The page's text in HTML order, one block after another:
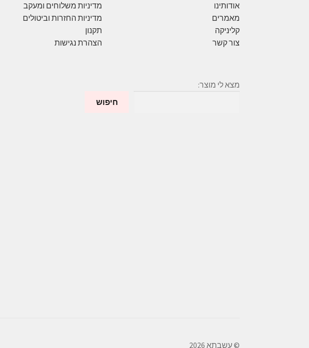
אודותינו
מאמרים
קליניקה
צור קשר
מצא לי מוצר:
חיפוש
מדיניות משלוחים ומעקב
מדיניות החזרות וביטולים
תקנון
הצהרת נגישות
© עשבתא 2026